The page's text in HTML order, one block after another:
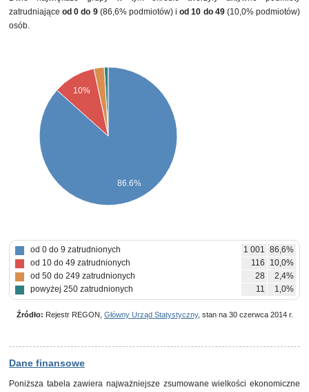
zatrudniająceod 0 do 9 (86,6% podmiotów) iod 10 do 49 (10,0% podmiotów)
osób.
10%
86.6%
od 0 do 9 zatrudnionych 1 001 86,6%
od 10 do 49 zatrudnionych
116
10,0%
od 50 do 249 zatrudnionych
28
2,4%
powyżej 250 zatrudnionych
11 1,0%
Źródło: Rejestr REGON, Główny Urząd Statystyczny, stan na 30 czerwca 2014 r.
Dane finansowe
Poniższa tabela zawiera najważniejsze zsumowane wielkości ekonomiczne